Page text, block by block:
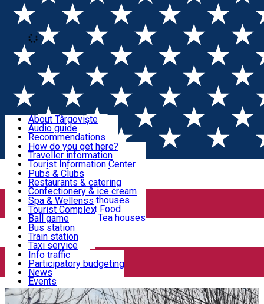
Loading
Sign In
Sign Up Free
Discover Târgoviște
Useful information!
Accommodation & Food
Activities
Transportation & Parking
We keep you informed!
About Târgoviște
Audio guide
Recommendations
Parks & Zoo
Church & monasteries
Art & culture
Event organizers
Legends and stories
Târgoviște in pictures
How do you get here?
Traveller information
Tourist Information Center
Useful information for locals
Community
Pubs & Clubs
Restaurants & catering
Confectionery & ice cream
Hotels and guesthouses
Pizzerias & Fast Food
Coffee places & Tea houses
Spa & Wellenss
Tourist Complex
Ball game
Swimming
Sport clubs
Playgrounds
Bus station
Train station
Taxi service
Rent a car
Car wash
Parking places
Info traffic
Participatory budgeting
News
Events
Home Târgoviște City Hall News
de circulație pe Bulevardul „Regele Carol I” - tronsonul doi